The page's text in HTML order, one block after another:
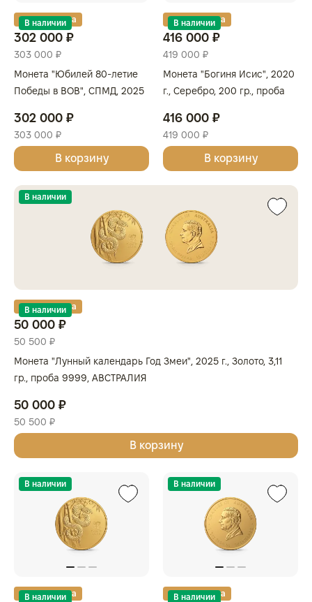
Золотая карта
В наличии
302 000 ₽
303 000 ₽
Монета "Юбилей 80-летие
Победы в ВОВ", СПМД, 2025
РОССИЯ
302 000 ₽
303 000 ₽
В корзину
Золотая карта
В наличии
416 000 ₽
419 000 ₽
Монета "Богиня Исис", 2020
г., Серебро, 200 гр., проба
ОСТРОВА
416 000 ₽
419 000 ₽
В корзину
В наличии
Золотая карта
В наличии
50 000 ₽
50 500 ₽
Монета "Лунный календарь Год Змеи", 2025 г., Золото, 3,11
гр., проба 9999, АВСТРАЛИЯ
50 000 ₽
50 500 ₽
В корзину
В наличии
Золотая карта
В наличии
В наличии
Золотая карта
В наличии